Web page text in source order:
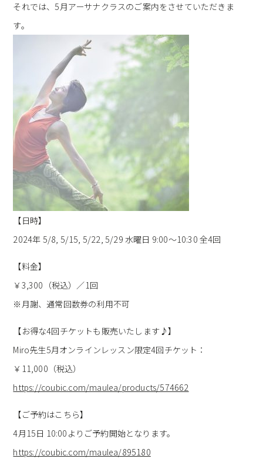
それでは、5月アーサナクラスのご案内をさせていただきま
す。
【日時】
2024年 5/8, 5/15, 5/22, 5/29 水曜日 9:00～10:30 全4回
【料金】
￥3,300（税込）／1回
※月謝、通常回数券の利用不可
【お得な4回チケットも販売いたします♪】
Miro先生5月オンラインレッスン限定4回チケット：
￥11,000（税込）
https://coubic.com/maulea/products/574662
【ご予約はこちら】
4月15日 10:00よりご予約開始となります。
https://coubic.com/maulea/895180